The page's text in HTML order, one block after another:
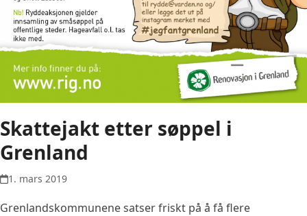
Skattejakt etter søppel i
Grenland
1. mars 2019
Grenlandskommunene satser friskt på å få flere